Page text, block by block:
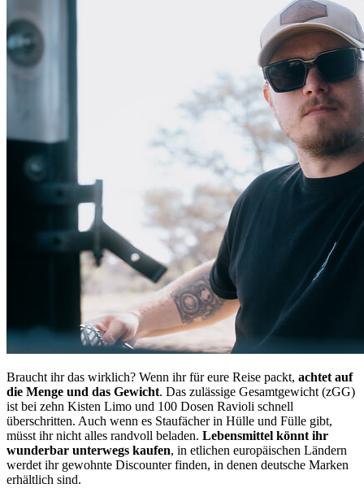
Braucht ihr das wirklich? Wenn ihr für eure Reise packt, achtet auf
die Menge und das Gewicht. Das zulässige Gesamtgewicht (zGG)
ist bei zehn Kisten Limo und 100 Dosen Ravioli schnell
überschritten. Auch wenn es Staufächer in Hülle und Fülle gibt,
müsst ihr nicht alles randvoll beladen. Lebensmittel könnt ihr
wunderbar unterwegs kaufen, in etlichen europäischen Ländern
werdet ihr gewohnte Discounter finden, in denen deutsche Marken
erhältlich sind.